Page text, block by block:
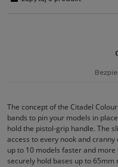
The concept of the Citadel
bands to pin your models in
hold the pistol-grip handle. The
access to every nook and
up to 10 models faster and
securely hold bases up to 65mm